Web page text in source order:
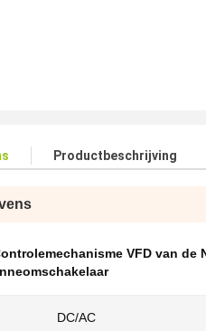
Productbeschrijving
VFD van de
DC/AC